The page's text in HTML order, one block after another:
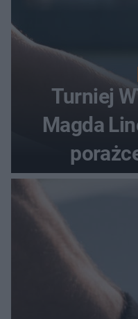
Turniej
Magda